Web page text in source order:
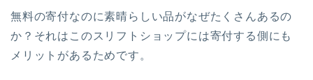
無料の寄付なのに素晴らしい品がなぜたくさんあるの
か？それはこのスリフトショップには寄付する側にも
メリットがあるためです。